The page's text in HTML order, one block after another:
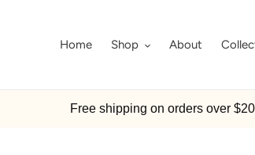
Home Shop About
Free shipping on orders over